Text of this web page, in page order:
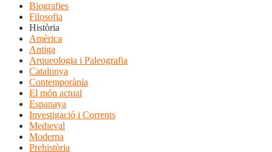
Biografies
Filosofia
Història
Amèrica
Antiga
Arqueologia i Paleografia
Catalunya
Contemporània
El món actual
Espanaya
Investigació i Corrents
Medieval
Moderna
Prehistòria